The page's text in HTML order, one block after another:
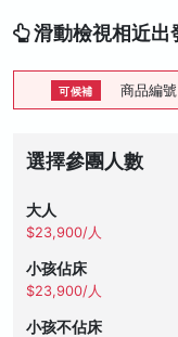
滑動檢視相近出
可候補 商品編號
選擇參團人數
大人
$23,900/人
小孩佔床
$23,900/人
小孩不佔床